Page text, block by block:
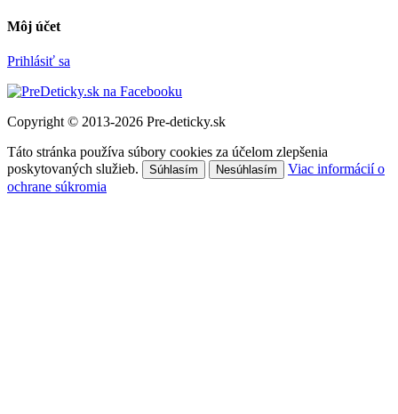
Môj účet
Prihlásiť sa
Copyright © 2013-2026 Pre-deticky.sk
Táto stránka používa súbory cookies za účelom zlepšenia
poskytovaných služieb.
Súhlasím Nesúhlasím
Viac informácií o
ochrane súkromia